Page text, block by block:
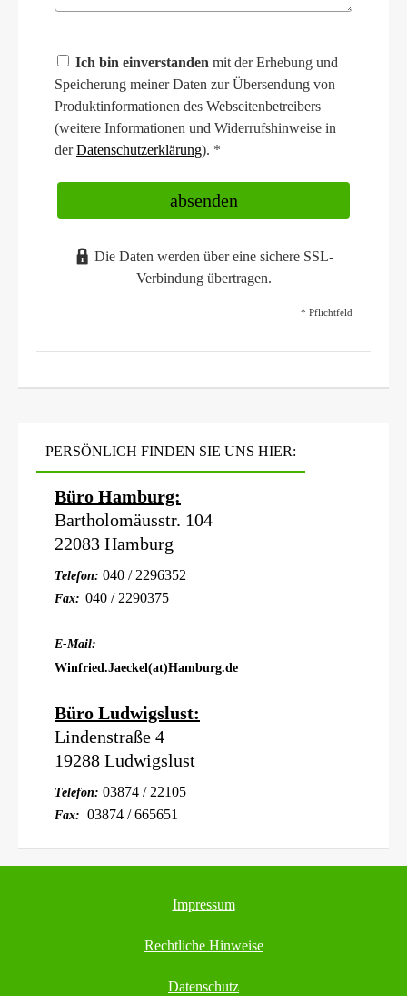
Ich bin einverstanden mit der Erhebung und
Speicherung meiner Daten zur Übersendung von
Produktinformationen des Webseitenbetreibers
(weitere Informationen und Widerrufshinweise in
derDatenschutzerklärung). *
absenden
Die Daten werden über eine sichere SSL-
Verbindung übertragen.
* Pflichtfeld
PERSÖNLICH FINDEN SIE UNS HIER:
Büro Hamburg:
Bartholomäusstr. 104
22083 Hamburg
Telefon: 040 / 2296352
Fax: 040 / 2290375
E-Mail:
Winfried.Jaeckel(at)Hamburg.de
Büro Ludwigslust:
Lindenstraße 4
19288 Ludwigslust
Telefon: 03874 / 22105
Fax: 03874 / 665651
Impressum
Rechtliche Hinweise
Datenschutz